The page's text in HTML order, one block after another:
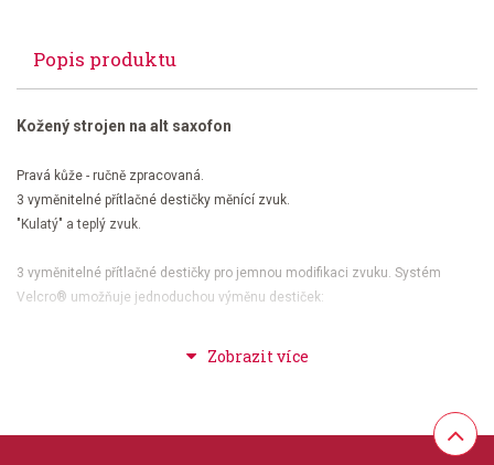
Popis produktu
Kožený strojen na alt saxofon
Pravá kůže - ručně zpracovaná.
3 vyměnitelné přítlačné destičky měnící zvuk.
"Kulatý" a teplý zvuk.
3 vyměnitelné přítlačné destičky pro jemnou modifikaci zvuku. Systém
Velcro® umožňuje jednoduchou výměnu destiček: